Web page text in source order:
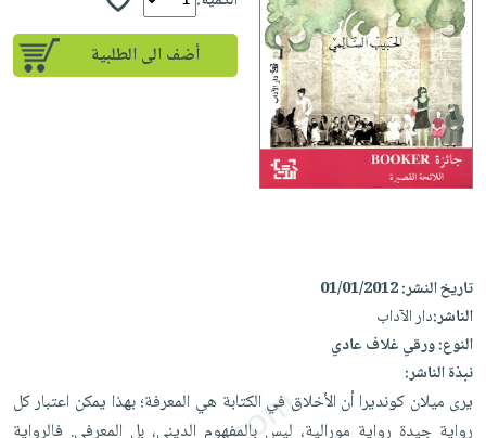
إختياراتنا
كتب
أكاديمية
صندوق
القراءة
English
iKitab
بلا
حدود
أسئلة
يتكرر
طرحها
على
Android
تحميل
iKitab
على
Apple
أسئلة
يتكرر
طرحها
تحميل
masmu3
على
Android
على
Apple
المواضيع
الأكثر
مبيعاً
إختياراتنا
وسائل
تعليمية
جوائز
تعليمية
الصحة
والعناية
الشخصية
جديد
العناية
الشخصية
العناية
وتصفيف
الشعر
والسفرة
جديد
الكل
أواني
الطهي
متجر
الهدايا
أضف الى الطلبية
تاريخ النشر:01/01/2012
الناشر:دار الآداب
النوع:ورقي غلاف عادي
نبذة الناشر:
يرى ميلان كونديرا أن الأخلاق في الكتابة هي المعرفة؛ بهذا يمكن اعتبار كل
رواية جيدة رواية مورالية، ليس بالمفهوم الديني، بل المعرفي. فالرواية